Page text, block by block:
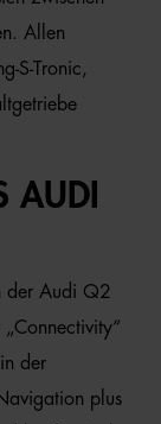
Allen
S-Tronic,
AUDI
der Audi Q2
der
plus